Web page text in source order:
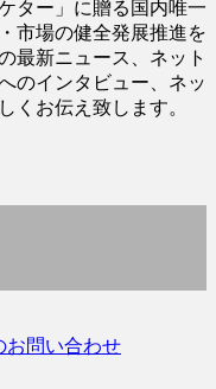
ター」に贈る国内唯一
市場の健全発展推進を
最新ニュース、ネット
のインタビュー、ネッ
くお伝え致します。
お問い合わせ